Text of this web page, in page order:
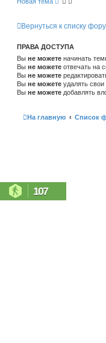
Вернуться к списку
ПРАВА ДОСТУПА
Вы не можете начинать
Вы не можете отвечать на
Вы не можете
Вы не можете удалять
Вы не можете добавлять
На главную Список
107